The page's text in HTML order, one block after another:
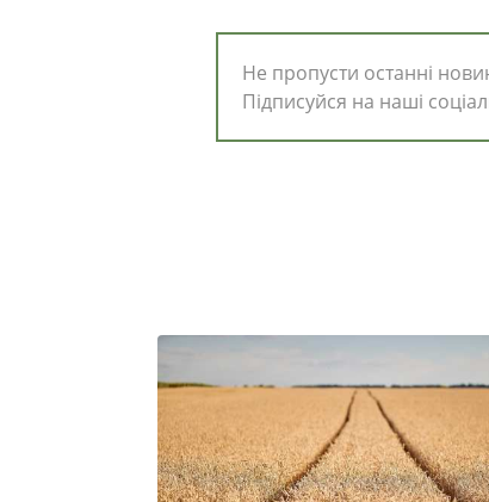
Не пропусти останні
Підписуйся на наші